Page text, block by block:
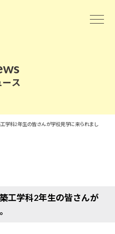
ース
学科2年生の皆さんが学校見学に来られまし
工学科2年生の皆さんが